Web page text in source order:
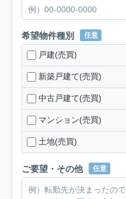
希望物件種別 任意
戸建(売買)
新築戸建て(売買)
中古戸建て(売買)
マンション(売買)
土地(売買)
ご要望・その他 任意